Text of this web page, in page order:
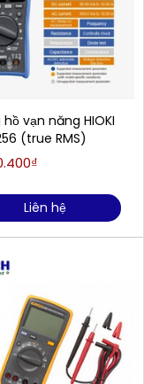
vạn năng HIOKI
(true RMS)
Liên hệ